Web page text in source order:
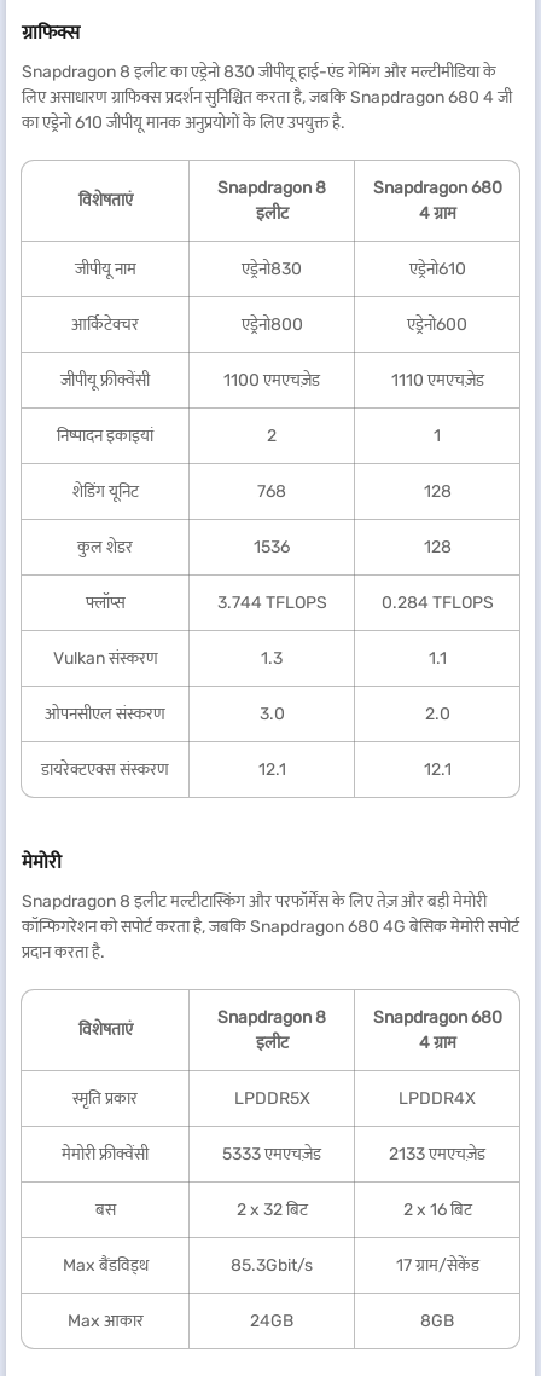
ग्राफिक्स
Snapdragon 8 इलीट का एड्रेनो 830 जीपीयू हाई-एंड गेमिंग और मल्टीमीडिया के
लिए असाधारण ग्राफिक्स प्रदर्शन सुनिश्चित करता है, जबकि Snapdragon 680 4 जी
का एड्रेनो 610 जीपीयू मानक अनुप्रयोगों के लिए उपयुक्त है.
विशेषताएं
Snapdragon 8
इलीट
Snapdragon 680
4 ग्राम
जीपीयू नाम एड्रेनो830 एड्रेनो610
आर्किटेक्चर एड्रेनो800 एड्रेनो600
जीपीयू फ्रीक्वेंसी 1100 एमएचज़ेड 1110 एमएचज़ेड
निष्पादन इकाइयां 2 1
शेडिंग यूनिट 768 128
कुल शेडर 1536 128
फ्लॉप्स 3.744 TFLOPS 0.284 TFLOPS
Vulkan संस्करण 1.3 1.1
ओपनसीएल संस्करण 3.0 2.0
डायरेक्टएक्स संस्करण 12.1 12.1
मेमोरी
Snapdragon 8 इलीट मल्टीटास्किंग और परफॉर्मेंस के लिए तेज़ और बड़ी मेमोरी
कॉन्फिगरेशन को सपोर्ट करता है, जबकि Snapdragon 680 4G बेसिक मेमोरी सपोर्ट
प्रदान करता है.
विशेषताएं
Snapdragon 8
इलीट
Snapdragon 680
4 ग्राम
स्मृति प्रकार LPDDR5X LPDDR4X
मेमोरी फ्रीक्वेंसी 5333 एमएचज़ेड 2133 एमएचज़ेड
बस 2 x 32 बिट 2 x 16 बिट
Max बैंडविड्थ 85.3Gbit/s 17 ग्राम/सेकेंड
Max आकार 24GB 8GB